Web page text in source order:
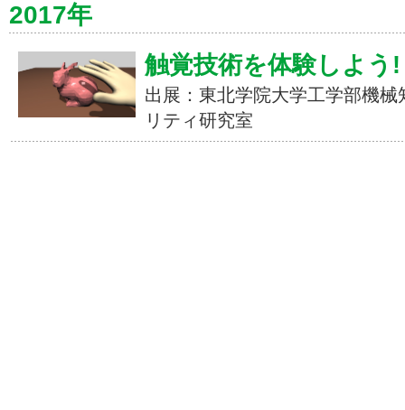
2017年
触覚技術を体験しよう!
出展：東北学院大学工学部機
リティ研究室